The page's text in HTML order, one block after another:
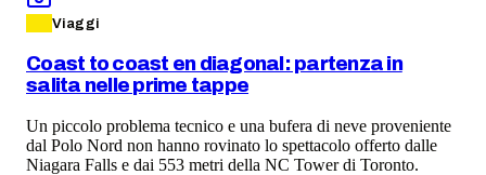
Viaggi
Coast to coast en diagonal: partenza in
salita nelle prime tappe
Un piccolo problema tecnico e una bufera di neve proveniente
dal Polo Nord non hanno rovinato lo spettacolo offerto dalle
Niagara Falls e dai 553 metri della NC Tower di Toronto.